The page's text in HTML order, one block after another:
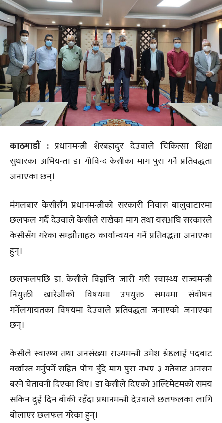
काठमाडौं :प्रधानमन्त्री शेरबहादुर देउवाले चिकित्सा शिक्षा
सुधारका अभियन्ता डा गोविन्द केसीका माग पुरा गर्ने प्रतिवद्धता
जनाएका छन्।
मंगलबार केसीसँग प्रधानमन्त्रीको सरकारी निवास बालुवाटारमा
छलफल गर्दै देउवाले केसीले राखेका माग तथा यसअघि सरकारले
केसीसँग गरेका सम्झौताहरु कार्यान्वयन गर्ने प्रतिवद्धता जनाएका
हुन्।
छलफलपछि डा. केसीले विज्ञप्ति जारी गरी स्वास्थ्य राज्यमन्त्री
नियुक्ती खारेजीको विषयमा उपयुक्त समयमा संवोधन
गर्नेलगायतका विषयमा देउवाले प्रतिवद्धता जनाएको जनाएका
छन्।
केसीले स्वास्थ्य तथा जनसंख्या राज्यमन्त्री उमेश श्रेष्ठलाई पदबाट
बर्खास्त गर्नुपर्ने सहित पाँच बुँदे माग पुरा नभए ३ गतेबाट अनसन
बस्ने चेतावनी दिएका थिए। डा केसीले दिएको अल्टिमेटमको समय
सकिन दुई दिन बाँकी रहँदा प्रधानमन्त्री देउवाले छलफलका लागि
बोलाएर छलफल गरेका हुन्।